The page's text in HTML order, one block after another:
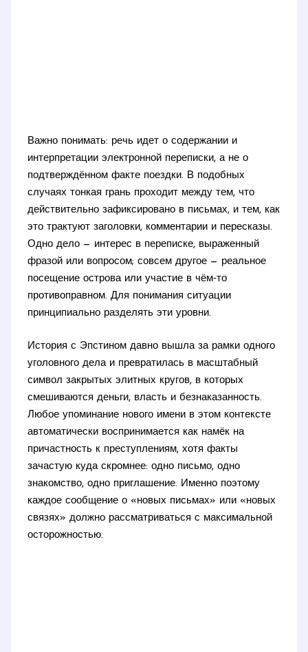
Важно понимать: речь идет о содержании и
интерпретации электронной переписки, а не о
подтверждённом факте поездки. В подобных
случаях тонкая грань проходит между тем, что
действительно зафиксировано в письмах, и тем, как
это трактуют заголовки, комментарии и пересказы.
Одно дело — интерес в переписке, выраженный
фразой или вопросом; совсем другое — реальное
посещение острова или участие в чём‑то
противоправном. Для понимания ситуации
принципиально разделять эти уровни.
История с Эпстином давно вышла за рамки одного
уголовного дела и превратилась в масштабный
символ закрытых элитных кругов, в которых
смешиваются деньги, власть и безнаказанность.
Любое упоминание нового имени в этом контексте
автоматически воспринимается как намёк на
причастность к преступлениям, хотя факты
зачастую куда скромнее: одно письмо, одно
знакомство, одно приглашение. Именно поэтому
каждое сообщение о «новых письмах» или «новых
связях» должно рассматриваться с максимальной
осторожностью.